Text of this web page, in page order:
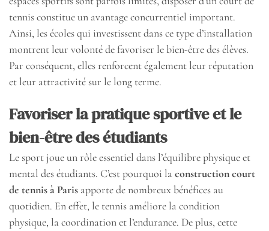
tennis constitue un avantage concurrentiel important.
Ainsi, les écoles qui investissent dans ce type d’installation
montrent leur volonté de favoriser le bien-être des élèves.
Par conséquent, elles renforcent également leur réputation
et leur attractivité sur le long terme.
Favoriser la pratique sportive et le
bien-être des étudiants
Le sport joue un rôle essentiel dans l’équilibre physique et
mental des étudiants. C’est pourquoi laconstruction court
de tennis à Paris apporte de nombreux bénéfices au
quotidien. En effet, le tennis améliore la condition
physique, la coordination et l’endurance. De plus, cette